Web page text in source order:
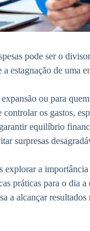
pode ser o
estagnação de uma
ou para
controlar os gastos,
equilíbrio
surpresas
explorar a importância
práticas para o dia
a alcançar